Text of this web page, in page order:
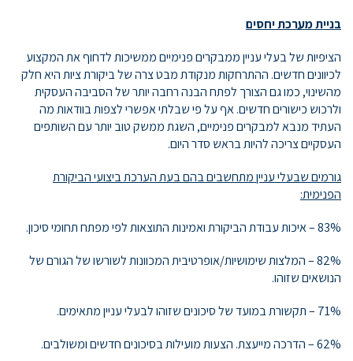
בניית מערכת יחסים
הציפיות של בעלי עניין ממבקרים פנימיים ממשיכות לדחוף את המקצוע
לכיוונים חדשים. ההתרחקות מנקודת מבט צרה של ביקורת ציות היא חלק
מהשינוי, כמו גם הצורך לפתח הבנה רחבה יותר של הסביבה העסקית
ולרכוש כישורים חדשים. אף על פי שבלתי אפשרי לצפות בוודאות מה
העתיד מנבא למבקרים פנימיים, השגת ממשק טוב יותר עם השותפים
העסקיים צריכה להיות בראש סדר היום.
גורמים שבעלי עניין מתחשבים בהם בעת הערכת ביצועי הביקורת
הפנימית:
83% – איכות עבודת הביקורת ואמינות התוצאות לפי מפתח תחומי סיכון.
82% – המלצות שימושיות/אופרטיבית המכוונות לשורשו של הגורם של
הנושאים שזוהו.
71% – תקשורת במועד של סיכונים שזוהו לבעלי עניין מתאימים.
62% – הדרכה מייעצת. הצעות מועילות בסיכונים חדשים ומשולבים.